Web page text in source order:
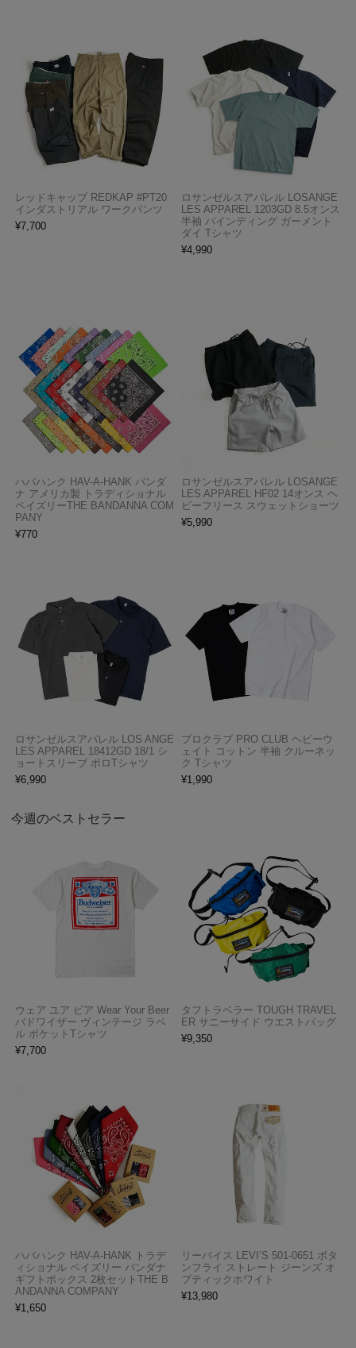
レッドキャップ REDKAP #PT20
インダストリアル ワークパンツ
¥7,700
ロサンゼルスアパレル LOSANGE
LES APPAREL 1203GD 8.5オンス
半袖 バインディング ガーメント
ダイ Tシャツ
¥4,990
ハバハンク HAV-A-HANK バンダ
ナ アメリカ製 トラディショナル
ペイズリーTHE BANDANNA COM
PANY
¥770
ロサンゼルスアパレル LOSANGE
LES APPAREL HF02 14オンス ヘ
ビーフリース スウェットショーツ
¥5,990
ロサンゼルスアパレル LOS ANGE
LES APPAREL 18412GD 18/1 シ
ョートスリーブ ポロTシャツ
¥6,990
プロクラブ PRO CLUB ヘビーウ
ェイト コットン 半袖 クルーネッ
ク Tシャツ
¥1,990
今週のベストセラー
ウェア ユア ビア Wear Your Beer
バドワイザー ヴィンテージ ラベ
ル ポケットTシャツ
¥7,700
タフトラベラー TOUGH TRAVEL
ER サニーサイド ウエストバッグ
¥9,350
ハバハンク HAV-A-HANK トラデ
ィショナル ペイズリー バンダナ
ギフトボックス 2枚セットTHE B
ANDANNA COMPANY
¥1,650
リーバイス LEVI’S 501-0651 ボタ
ンフライ ストレート ジーンズ オ
プティックホワイト
¥13,980